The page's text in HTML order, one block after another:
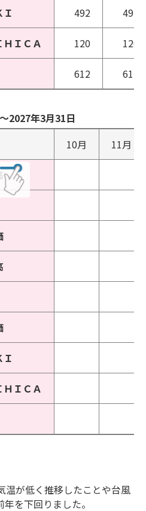
Ｉ 492 492
ＨＩＣＡ 120 120
612 612
2027年3月31日
10月
11月
Ｉ
ＨＩＣＡ
温が低く推移したことや台風
を下回りました。